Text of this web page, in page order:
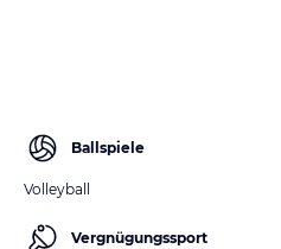
Ballspiele
Volleyball
Vergnügungssport